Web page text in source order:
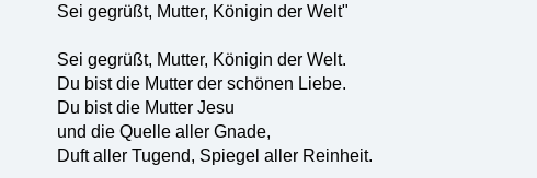
Sei gegrüßt, Mutter, Königin der Welt"
Sei gegrüßt, Mutter, Königin der Welt.
Du bist die Mutter der schönen Liebe.
Du bist die Mutter Jesu
und die Quelle aller Gnade,
Duft aller Tugend, Spiegel aller Reinheit.